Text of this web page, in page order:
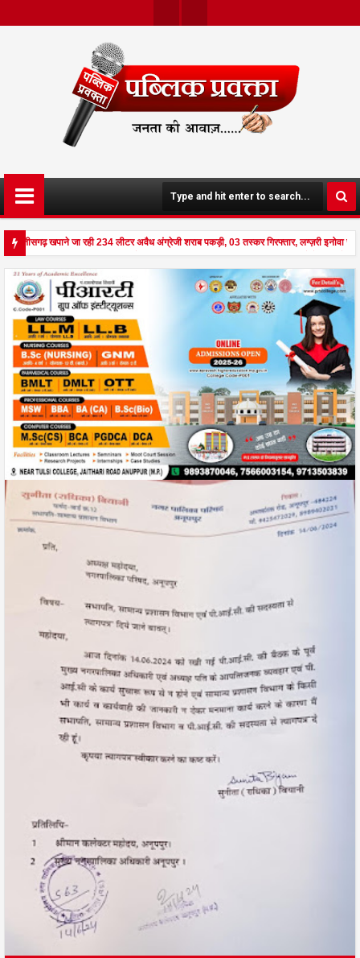
Ter
Boo
K
छत्तीसगढ़ खपाने जा रही 234 लीटर अवैध अंग्रेजी शराब पकड़ी, 03 तस्कर गिरफ्तार, लग्ज़री इनोवा
दहला अनूपपुर - घर पर किसान व नौकरानी का मिला रक्तरंजित शव, पत्नी गंभीर घायल में मेडिकल